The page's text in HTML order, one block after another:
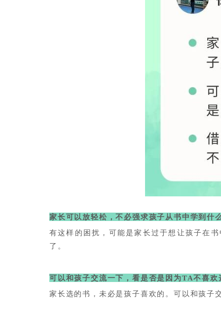
家长可以放轻松，不必强求孩子从书中学到什
有这样的困扰，可能是家长过于想让孩子在
了。
可以和孩子交流一下，看是否是因为TA不喜欢
家长选的书，未必是孩子喜欢的。可以和孩子